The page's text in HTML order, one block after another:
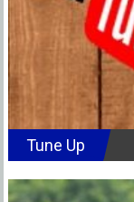
Tune Up